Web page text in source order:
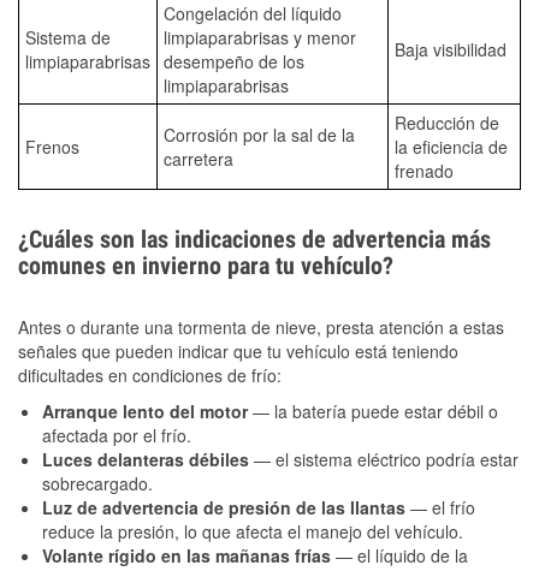
Sistema de
limpiaparabrisas
Congelación del líquido
limpiaparabrisas y menor
desempeño de los
limpiaparabrisas
Baja visibilidad
Frenos
Corrosión por la sal de la
carretera
Reducción de
la eficiencia de
frenado
¿Cuáles son las indicaciones de advertencia más
comunes en invierno para tu vehículo?
Antes o durante una tormenta de nieve, presta atención a estas
señales que pueden indicar que tu vehículo está teniendo
dificultades en condiciones de frío:
Arranque lento del motor— la batería puede estar débil o
afectada por el frío.
Luces delanteras débiles — el sistema eléctrico podría estar
sobrecargado.
Luz de advertencia de presión de las llantas — el frío
reduce la presión, lo que afecta el manejo del vehículo.
Volante rígido en las mañanas frías — el líquido de la